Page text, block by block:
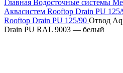
Главная Водосточные системы
Аквасистем Rooftop Drain PU
Rooftop Drain PU 125/90 Отвод
Drain PU RAL 9003 — белый